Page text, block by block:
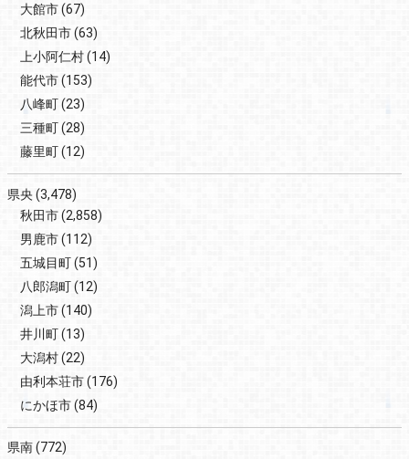
大館市(67)
北秋田市(63)
上小阿仁村(14)
能代市(153)
八峰町(23)
三種町(28)
藤里町(12)
県央(3,478)
秋田市(2,858)
男鹿市(112)
五城目町(51)
八郎潟町(12)
潟上市(140)
井川町(13)
大潟村(22)
由利本荘市(176)
にかほ市(84)
県南(772)